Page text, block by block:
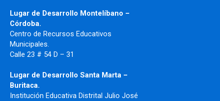
Lugar de Desarrollo Montelíbano –
Córdoba.
Centro de Recursos Educativos
Municipales.
Calle 23 # 54 D – 31
Lugar de Desarrollo Santa Marta –
Buritaca.
Institución Educativa Distrital Julio José